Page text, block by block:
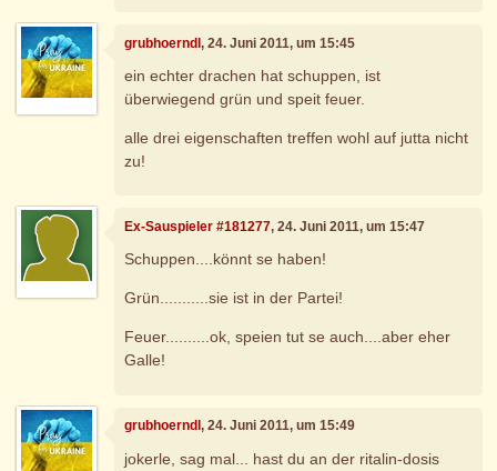
grubhoerndl, 24. Juni 2011, um 15:45
ein echter drachen hat schuppen, ist
überwiegend grün und speit feuer.
alle drei eigenschaften treffen wohl auf jutta nicht
zu!
Ex-Sauspieler #181277, 24. Juni 2011, um 15:47
Schuppen....könnt se haben!
Grün...........sie ist in der Partei!
Feuer..........ok, speien tut se auch....aber eher
Galle!
grubhoerndl, 24. Juni 2011, um 15:49
jokerle, sag mal... hast du an der ritalin-dosis